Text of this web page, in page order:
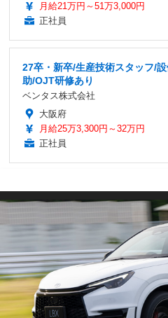
月給21万円～51万3,000円
正社員
27卒・新卒/生産技術スタッフ/
助/OJT研修あり
ベンタス株式会社
大阪府
月給25万3,300円～32万円
正社員